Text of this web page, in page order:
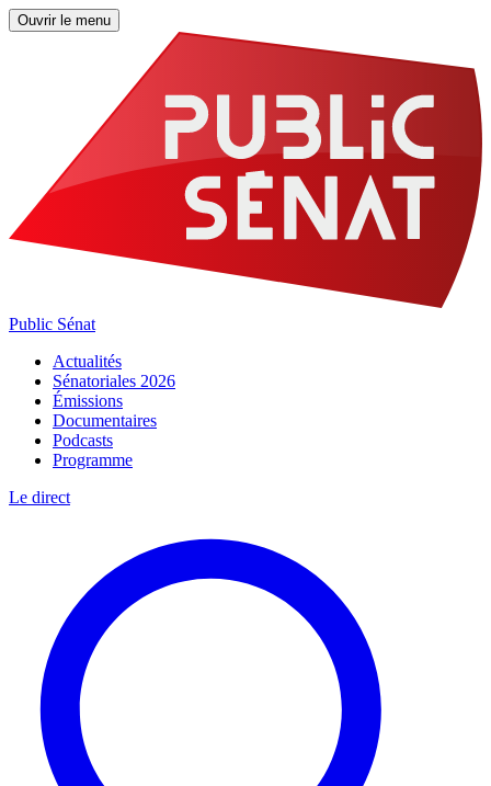
Ouvrir le menu
Public Sénat
Actualités
Sénatoriales 2026
Émissions
Documentaires
Podcasts
Programme
Le direct